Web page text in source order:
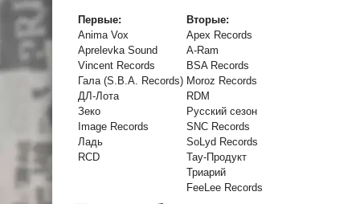
Первые:
Вторые:
Anima Vox
Apex Records
Aprelevka Sound
A-Ram
Vincent Records
BSA Records
Гала (S.B.A. Records) Moroz Records
ДЛ-Лота
RDM
Зеко
Русский сезон
Image Records
SNC Records
Ладь
SoLyd Records
RCD
Тау-Продукт
Триарий
FeeLee Records